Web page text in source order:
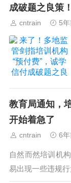
成破题之良策！
cntrain 5
教育局通知，
开始着急了
cntrain 6
自然而然培训机
易出现一些违规